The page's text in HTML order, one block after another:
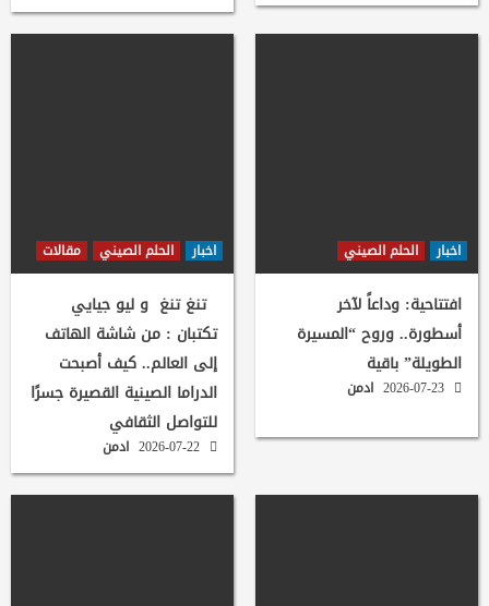
اخبار الحلم الصيني
افتتاحية: وداعاً لآخر
أسطورة.. وروح “المسيرة
الطويلة” باقية
ادمن
اخبار الحلم الصيني مقالات
تنغ تنغ و ليو جيايي
تكتبان : من شاشة الهاتف
إلى العالم.. كيف أصبحت
الدراما الصينية القصيرة جسرًا
للتواصل الثقافي
ادمن